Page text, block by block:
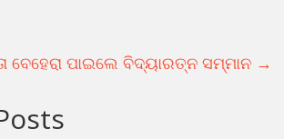
ବେହେରା ପାଇଲେ ବିଦ୍ୟାରତ୍ନ ସମ୍ମାନ →